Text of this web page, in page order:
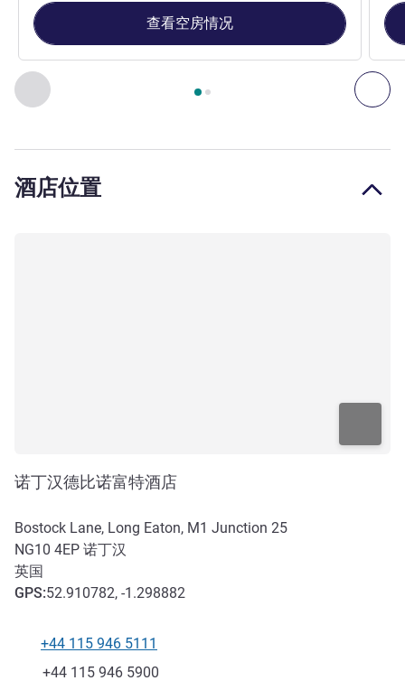
上一个 - 客房 下
第 页，共 , 客房 1 : 超高级房，配备大床 , 客房 2 : 超
查看空房情况
酒店位置
诺丁汉德比诺富特酒店
Bostock Lane, Long Eaton, M1 Junction 25
NG10 4EP 诺丁汉
英国
GPS:52.910782, -1.298882
电话
+44 115 946 5111
传真
+44 115 946 5900